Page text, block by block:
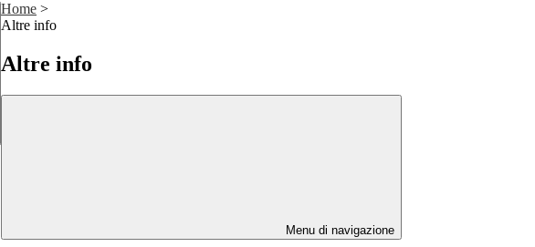
Home >
Altre info
Altre info
Menu di navigazione